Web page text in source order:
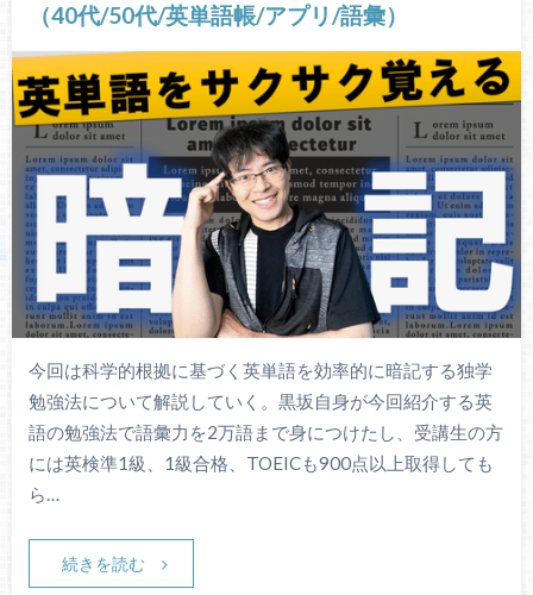
（40代/50代/英単語帳/アプリ/語彙）
今回は科学的根拠に基づく英単語を効率的に暗記する独学
勉強法について解説していく。黒坂自身が今回紹介する英
語の勉強法で語彙力を2万語まで身につけたし、受講生の方
には英検準1級、1級合格、TOEICも900点以上取得しても
ら…
続きを読む